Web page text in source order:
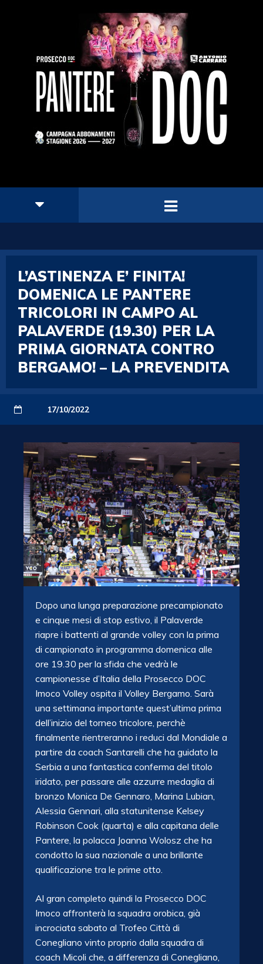
L’ASTINENZA E’ FINITA!
DOMENICA LE PANTERE
TRICOLORI IN CAMPO AL
PALAVERDE (19.30) PER LA
PRIMA GIORNATA CONTRO
BERGAMO! – LA PREVENDITA
17/10/2022
Dopo una lunga preparazione precampionato
e cinque mesi di stop estivo, il Palaverde
riapre i battenti al grande volley con la prima
di campionato in programma domenica alle
ore 19.30 per la sfida che vedrà le
campionesse d’Italia della Prosecco DOC
Imoco Volley ospita il Volley Bergamo. Sarà
una settimana importante quest’ultima prima
dell’inizio del torneo tricolore, perchè
finalmente rientreranno i reduci dal Mondiale a
partire da coach Santarelli che ha guidato la
Serbia a una fantastica conferma del titolo
iridato, per passare alle azzurre medaglia di
bronzo Monica De Gennaro, Marina Lubian,
Alessia Gennari, alla statunitense Kelsey
Robinson Cook (quarta) e alla capitana delle
Pantere, la polacca Joanna Wolosz che ha
condotto la sua nazionale a una brillante
qualificazione tra le prime otto.
Al gran completo quindi la Prosecco DOC
Imoco affronterà la squadra orobica, già
incrociata sabato al Trofeo Città di
Conegliano vinto proprio dalla squadra di
coach Micoli che, a differenza di Conegliano,